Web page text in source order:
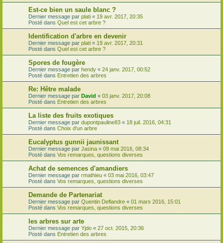
Est-ce bien un saule blanc ?
Dernier message par plati « 19 avr. 2017, 20:35
Posté dans Quel est cet arbre ?
Identification d'arbre en devenir
Dernier message par plati « 19 avr. 2017, 20:31
Posté dans Quel est cet arbre ?
Spores de fougère
Dernier message par hendy « 24 janv. 2017, 00:52
Posté dans Entretien des arbres
Re: Hêtre malade
Dernier message par David « 03 janv. 2017, 20:08
Posté dans Entretien des arbres
La liste des fruits exotiques
Dernier message par dupontpauline83 « 18 juil. 2016, 04:31
Posté dans Choix d'un arbre
Eucalyptus gunnii jaunissant
Dernier message par Jasina « 09 mai 2016, 08:34
Posté dans Vos remarques, questions diverses
Achat de semences d'amandiers
Dernier message par rmathieu « 03 mai 2016, 03:47
Posté dans Vos remarques, questions diverses
Demande de Partenariat
Dernier message par Quentin Deflandre « 01 mars 2016, 15:01
Posté dans Vos remarques, questions diverses
les arbres sur arte
Dernier message par Yjdo « 27 oct. 2015, 20:36
Posté dans Entretien des arbres